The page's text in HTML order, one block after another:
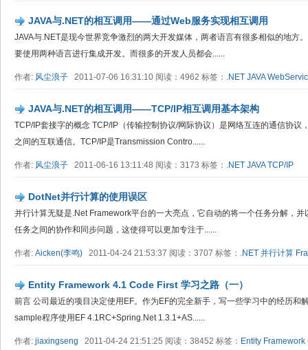
JAVA与.NET的相互调用——通过Web服务实现相互调用
JAVA与.NET是现今世界竞争激烈的两大开发媒体，两者语言有很多相似的地方
要使用两种语言进行集成开发。而很多的开发人员都会......
作者: 风尘浪子 2011-07-06 16:31:10 阅读：4962 标签： .NET JAVA
JAVA与.NET的相互调用——TCP/IP相互调用基本架构
TCP/IP套接字的概念 TCP/IP（传输控制协议/网际协议）是网络互连的通信协议
之间的互联通信。TCP/IP是Transmission Contro......
作者: 风尘浪子 2011-06-16 13:11:48 阅读：3173 标签： .NET JAVA TCP/IP
DotNet并行计算的使用误区
并行计算无疑是.Net Framework平台的一大亮点，它自动的将一个任务分解，
任务之间的协作和同步问题，这使得可以更加专注于......
作者: Aicken(李鸣) 2011-04-24 21:53:37 阅读：3707 标签： .NET 并行计算
Entity Framework 4.1 Code First 学习之路（一）
前言 公司最近的项目决定使用EF。作为EF的完全新手，写一些学习中的经历和
sample程序使用EF 4.1RC+Spring.Net 1.3.1+AS......
作者: jiaxingseng 2011-04-24 21:51:25 阅读：38452 标签： Entity Framework